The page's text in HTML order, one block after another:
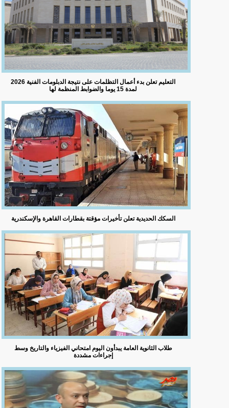
التعليم تعلن بدء أعمال التظلمات على نتيجة الدبلومات الفنية 2026
لمدة 15 يوما والضوابط المنظمة لها
السكك الحديدية تعلن تأخيرات مؤقتة بقطارات القاهرة والإسكندرية
طلاب الثانوية العامة يبدأون اليوم امتحاني الفيزياء والتاريخ وسط
إجراءات مشددة